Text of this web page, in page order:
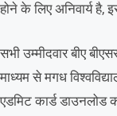
होने के लिए अनिवार्य है,
सभी उम्मीदवार बीए
माध्यम से मगध
एडमिट कार्ड डाउनलोड